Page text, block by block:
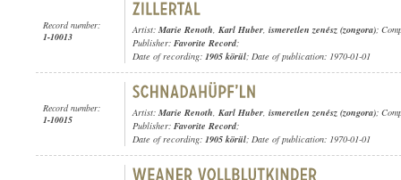
Record number:
1-10013
Artist: Marie Renoth, Karl Huber, ismeretlen zenész (zongora);
Publisher: Favorite Record;
Date of recording: 1905 körül; Date of publication: 1970-01-01
Record number:
1-10015
Artist: Marie Renoth, Karl Huber, ismeretlen zenész (zongora);
Publisher: Favorite Record;
Date of recording: 1905 körül; Date of publication: 1970-01-01